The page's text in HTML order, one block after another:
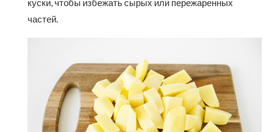
куски, чтобы избежать сырых или пережаренных
частей.